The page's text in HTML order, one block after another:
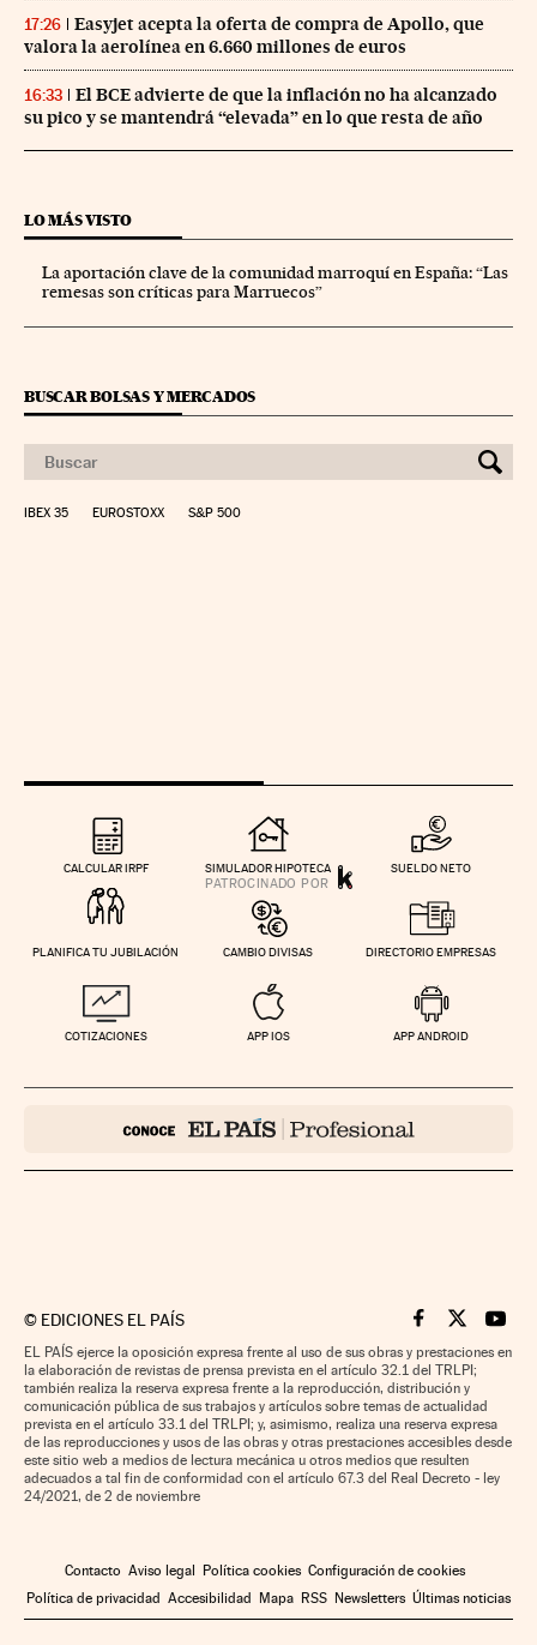
17:26
Easyjet acepta la oferta de compra de Apollo, que
valora la aerolínea en 6.660 millones de euros
16:33
El BCE advierte de que la inflación no ha alcanzado
su pico y se mantendrá “elevada” en lo que resta de año
LO MÁS VISTO
La aportación clave de la comunidad marroquí en España: “Las
remesas son críticas para Marruecos”
BUSCAR BOLSAS Y MERCADOS
IBEX 35 EUROSTOXX S&P 500
CALCULAR IRPF SIMULADOR HIPOTECA SUELDO NETO
PLANIFICA TU JUBILACIÓN CAMBIO DIVISAS DIRECTORIO EMPRESAS
COTIZACIONES APP IOS APP ANDROID
© EDICIONES EL PAÍS Cinco Días en
Cinco Días
Cinco
EL PAÍS ejerce la oposición expresa frente al uso de sus obras y prestaciones en
la elaboración de revistas de prensa prevista en el artículo 32.1 del TRLPI;
también realiza la reserva expresa frente a la reproducción, distribución y
comunicación pública de sus trabajos y artículos sobre temas de actualidad
prevista en el artículo 33.1 del TRLPI; y, asimismo, realiza una reserva expresa
de las reproducciones y usos de las obras y otras prestaciones accesibles desde
este sitio web a medios de lectura mecánica u otros medios que resulten
adecuados a tal fin de conformidad con el artículo 67.3 del Real Decreto - ley
24/2021, de 2 de noviembre
Contacto Aviso legal Política cookies Configuración de cookies
Política de privacidad Accesibilidad Mapa RSS Newsletters Últimas noticias